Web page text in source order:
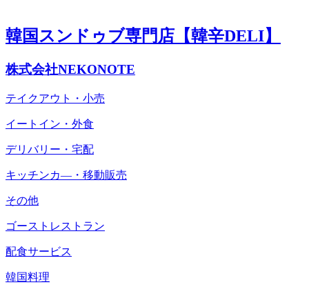
韓国スンドゥブ専門店【韓辛DELI】
株式会社NEKONOTE
テイクアウト・小売
イートイン・外食
デリバリー・宅配
キッチンカ―・移動販売
その他
ゴーストレストラン
配食サービス
韓国料理